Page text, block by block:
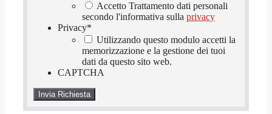
Accetto Trattamento dati personali
secondo l'informativa sulla privacy
Privacy*
Utilizzando questo modulo accetti la
memorizzazione e la gestione dei tuoi
dati da questo sito web.
CAPTCHA